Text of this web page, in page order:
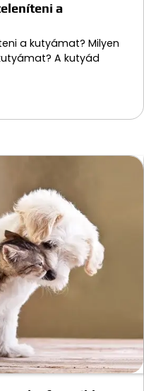
a
a kutyámat? Milyen
A kutyád